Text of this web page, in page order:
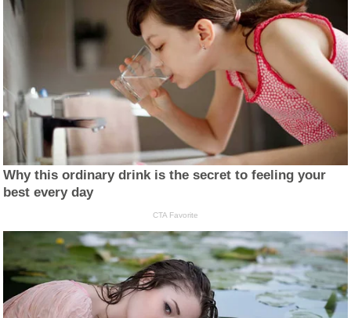
Why this ordinary drink is the secret to feeling your
best every day
CTA Favorite